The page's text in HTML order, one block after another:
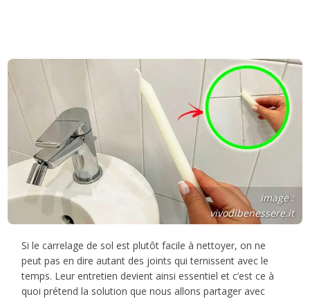
image :
vivodibenessere.it
Si le carrelage de sol est plutôt facile à nettoyer, on ne
peut pas en dire autant des joints qui ternissent avec le
temps. Leur entretien devient ainsi essentiel et c’est ce à
quoi prétend la solution que nous allons partager avec